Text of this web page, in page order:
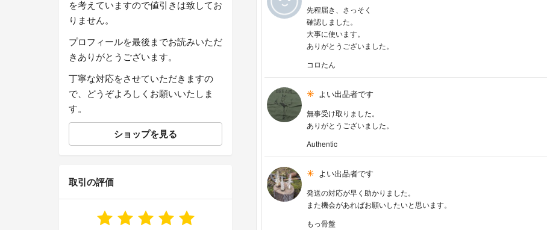
先程届き、さっそく
確認しました。
大事に使います。
ありがとうございました。
コロたん
よい出品者です
無事受け取りました。
ありがとうございました。
Authentic
よい出品者です
発送の対応が早く助かりました。
また機会があればお願いしたいと思います。
もっ骨盤
を考えていますので値引きは致してお
りません。
プロフィールを最後までお読みいただ
きありがとうございます。
丁寧な対応をさせていただきますの
で、どうぞよろしくお願いいたしま
す。
ショップを見る
取引の評価